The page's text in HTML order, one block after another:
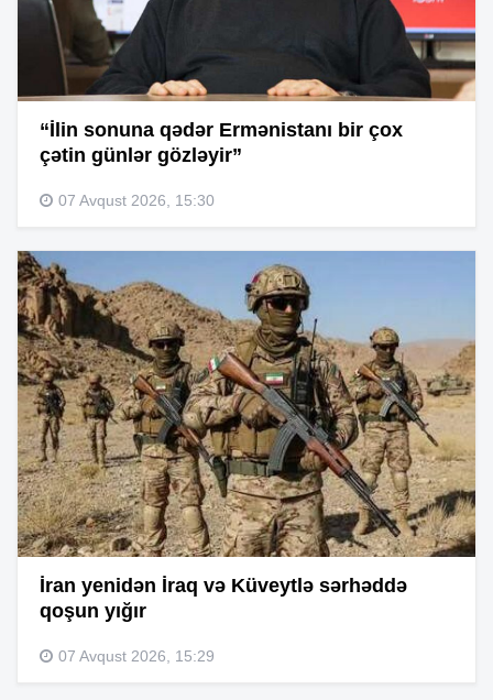
“İlin sonuna qədər Ermənistanı bir çox
çətin günlər gözləyir”
07 Avqust 2026, 15:30
İran yenidən İraq və Küveytlə sərhəddə
qoşun yığır
07 Avqust 2026, 15:29